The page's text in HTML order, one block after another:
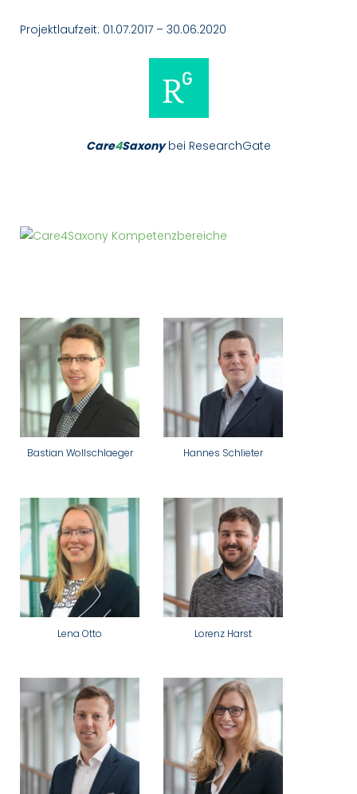
Projektlaufzeit: 01.07.2017 – 30.06.2020
Care4Saxony bei ResearchGate
Bastian Wollschlaeger Hannes Schlieter
Lena Otto Lorenz Harst